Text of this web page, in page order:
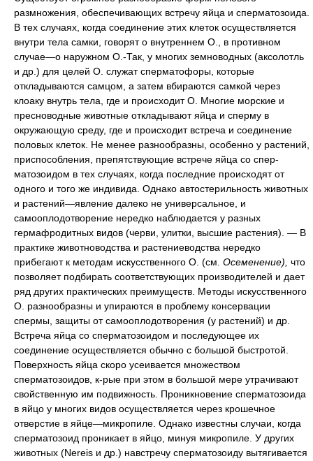
размножения, обеспечивающих встречу яйца и сперматозоида.
В тех случаях, когда соединение этих клеток осуществляется
внутри тела самки, говорят о внутреннем О., в противном
случае—о наружном О.-Так, у многих земноводных (аксолотль
и др.) для целей О. служат сперматофоры, которые
откладываются самцом, а затем вбираются самкой через
клоаку внутрь тела, где и происходит О. Многие морские и
пресноводные животные откладывают яйца и сперму в
окружающую среду, где и происходит встреча и соединение
половых клеток. Не менее разнообразны, особенно у растений,
приспособления, препятствующие встрече яйца со спер-
матозоидом в тех случаях, когда последние происходят от
одного и того же индивида. Однако автостерильность животных
и растений—явление далеко не универсальное, и
самооплодотворение нередко наблюдается у разных
гермафродитных видов (черви, улитки, высшие растения). — В
практике животноводства и растениеводства нередко
прибегают к методам искусственного О. (см. Осеменение), что
позволяет подбирать соответствующих производителей и дает
ряд других практических преимуществ. Методы искусственного
О. разнообразны и упираются в проблему консервации
спермы, защиты от самооплодотворения (у растений) и др.
Встреча яйца со сперматозоидом и последующее их
соединение осуществляется обычно с большой быстротой.
Поверхность яйца скоро усеивается множеством
сперматозоидов, к-рые при этом в большой мере утрачивают
свойственную им подвижность. Проникновение сперматозоида
в яйцо у многих видов осуществляется через крошечное
отверстие в яйце—микропиле. Однако известны случаи, когда
сперматозоид проникает в яйцо, минуя микропиле. У других
животных (Nereis и др.) навстречу сперматозоиду вытягивается